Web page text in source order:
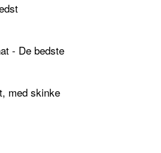
- De bedste
med skinke